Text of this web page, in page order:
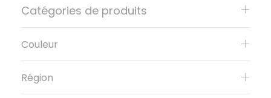
Catégories de produits
Couleur
Région